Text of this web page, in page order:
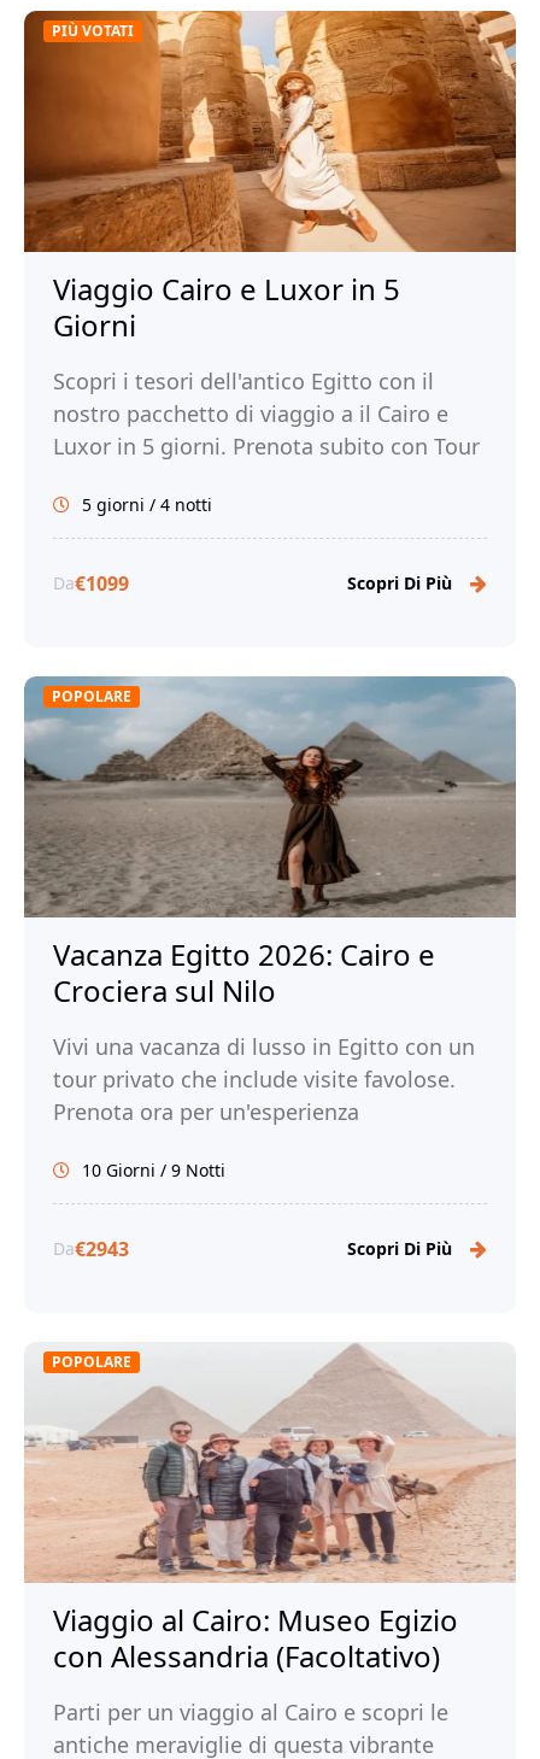
PIÙ VOTATI
Viaggio Cairo e Luxor in 5
Giorni
Scopri i tesori dell'antico Egitto con il
nostro pacchetto di viaggio a il Cairo e
Luxor in 5 giorni. Prenota subito con Tour
5 giorni / 4 notti
Da€1099 Scopri Di Più
POPOLARE
Vacanza Egitto 2026: Cairo e
Crociera sul Nilo
Vivi una vacanza di lusso in Egitto con un
tour privato che include visite favolose.
Prenota ora per un'esperienza
10 Giorni / 9 Notti
Da€2943 Scopri Di Più
POPOLARE
Viaggio al Cairo: Museo Egizio
con Alessandria (Facoltativo)
Parti per un viaggio al Cairo e scopri le
antiche meraviglie di questa vibrante